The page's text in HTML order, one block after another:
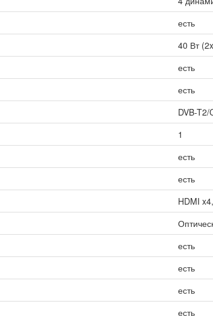
есть
40 Вт
есть
есть
DVB-T2/
1
есть
есть
HDMI
есть
есть
есть
есть